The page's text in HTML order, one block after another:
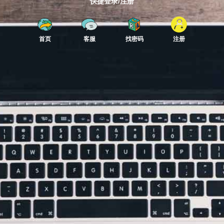
首页 客服 找密码 注册